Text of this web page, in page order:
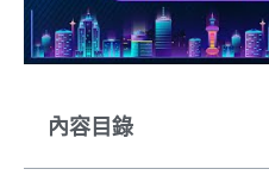
內容目錄